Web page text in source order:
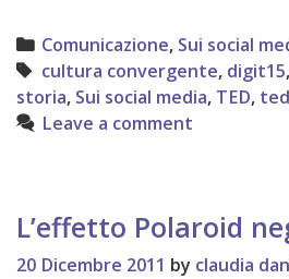
Categories
Comunicazione, Sui social
Tags
cultura convergente, digit15,
storia, Sui social media, TED,
Leave a comment
L’effetto Polaroid
20 Dicembre 2011 by claudia